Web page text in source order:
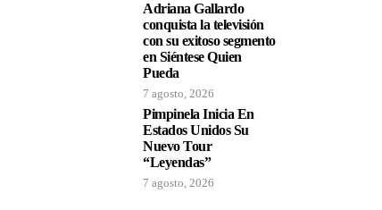
Adriana Gallardo
conquista la televisión
con su exitoso segmento
en Siéntese Quien
Pueda
7 agosto, 2026
Pimpinela Inicia En
Estados Unidos Su
Nuevo Tour
“Leyendas”
7 agosto, 2026